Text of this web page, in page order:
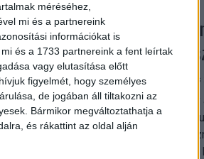
méréséhez,
mi és a partnereink
információkat is
és a 1733 partnereink a fent leírtak
vagy elutasítása előtt
figyelmét, hogy személyes
de jogában áll tiltakozni az
Bármikor megváltoztathatja a
és rákattint az oldal alján
Shadow AI a
szerezhetik
Digital Center 2026. július
A munkavállalók
munkában, ám friss
szervezetnél
világos irányelvek